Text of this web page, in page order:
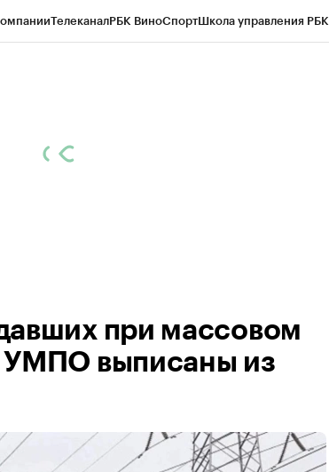
ТелеканалРБК ВиноСпортШкола управления РБК
при массовом
УМПО выписаны из